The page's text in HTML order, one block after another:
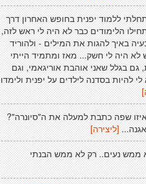
ללמוד יפנית בחופש האחרון דרך
הלימודים כבר לא היה לי ראש לזה,
באיך להגות את המילים - ולהוריד
לא היה לי חשק... מאז ומתמיד הייתי
גם בגלל שאני אוהבת אוריגאמי, וגם
להיות בסדנה לילדים על יפנית ולימדו
שפה כתבת למעלה את ה"סיונרה"?
[ליצירה]
ממש נעים.. רק לא ממש הבנתי